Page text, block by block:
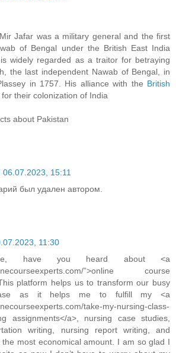
Mir Jafar was a military general and the first
of Bengal under the British East India
widely regarded as a traitor for betraying
the last independent Nawab of Bengal, in
in 1757. His alliance with the British
their colonization of India
about Pakistan
06.07.2023, 15:11
был удален автором.
11:30
have you heard about <a
”>online course
platform helps us to transform our busy
as it helps me to fulfill my <a
take-my-nursing-class-
assignments</a>, nursing case studies,
writing, nursing report writing, and
most economical amount. I am so glad I